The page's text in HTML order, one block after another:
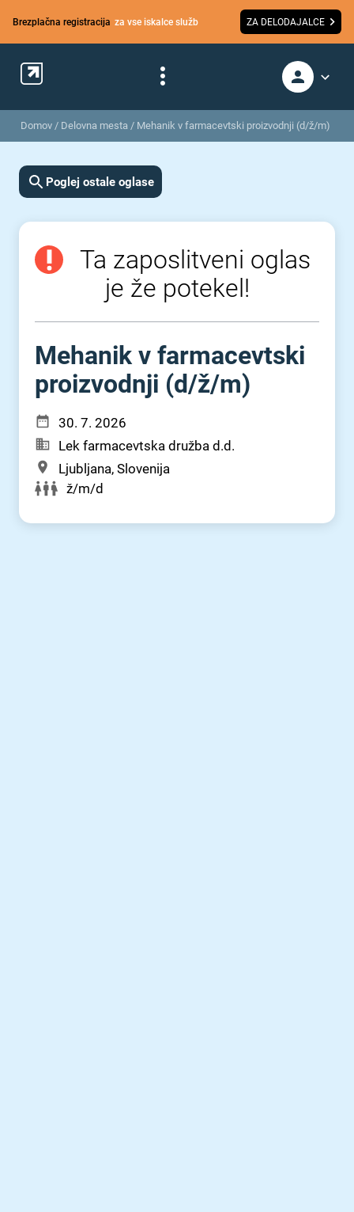
Brezplačna registracija za vse iskalce služb ZA DELODAJALCE
Domov / Delovna mesta / Mehanik v farmacevtski proizvodnji (d/ž/m)
Poglej ostale oglase
Ta zaposlitveni oglas
je že potekel!
Mehanik v farmacevtski
proizvodnji (d⁠/⁠ž⁠/⁠m)
30. 7. 2026
Lek farmacevtska družba d.d.
Ljubljana, Slovenija
ž/m/d